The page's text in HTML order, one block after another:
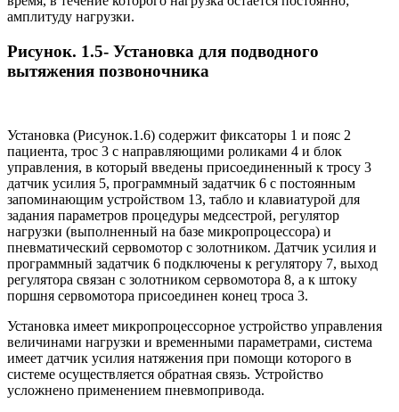
амплитуду нагрузки.
Рисунок. 1.5- Установка для подводного
вытяжения позвоночника
Установка (Рисунок.1.6) содержит фиксаторы 1 и пояс 2
пациента, трос 3 с направляющими роликами 4 и блок
управления, в который введены присоединенный к тросу 3
датчик усилия 5, программный задатчик 6 с постоянным
запоминающим устройством 13, табло и клавиатурой для
задания параметров процедуры медсестрой, регулятор
нагрузки (выполненный на базе микропроцессора) и
пневматический сервомотор с золотником. Датчик усилия и
программный задатчик 6 подключены к регулятору 7, выход
регулятора связан с золотником сервомотора 8, а к штоку
поршня сервомотора присоединен конец троса 3.
Установка имеет микропроцессорное устройство управления
величинами нагрузки и временными параметрами, система
имеет датчик усилия натяжения при помощи которого в
системе осуществляется обратная связь. Устройство
усложнено применением пневмопривода.